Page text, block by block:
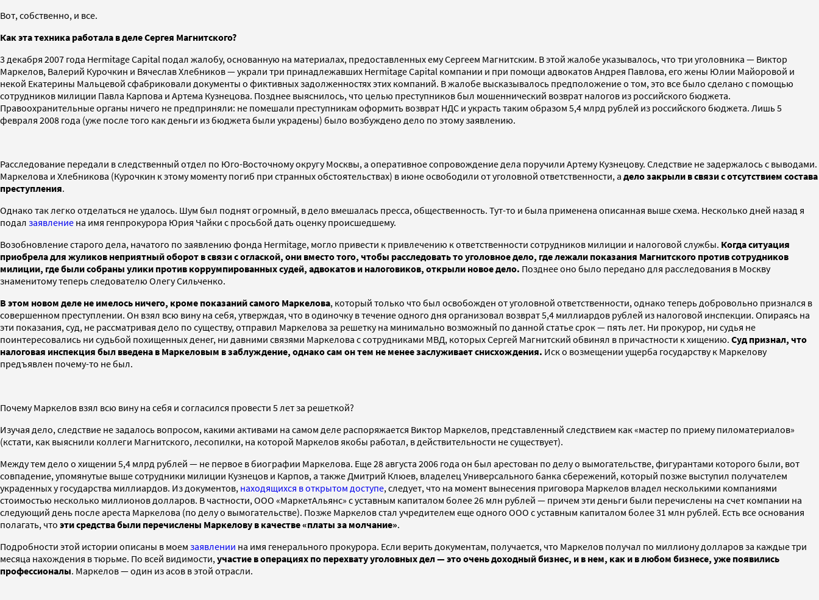
Вот, собственно, и все.
Как эта техника работала в деле Сергея Магнитского?
3 декабря 2007 года Hermitage Capital подал жалобу, основанную на материалах, предоставленных ему Сергеем Магнитским. В этой жалобе указывалось, что три уголовника — Виктор
Маркелов, Валерий Курочкин и Вячеслав Хлебников — украли три принадлежавших Hermitage Capital компании и при помощи адвокатов Андрея Павлова, его жены Юлии Майоровой и
некой Екатерины Мальцевой сфабриковали документы о фиктивных задолженностях этих компаний. В жалобе высказывалось предположение о том, это все было сделано с помощью
сотрудников милиции Павла Карпова и Артема Кузнецова. Позднее выяснилось, что целью преступников был мошеннический возврат налогов из российского бюджета.
Правоохранительные органы ничего не предприняли: не помешали преступникам оформить возврат НДС и украсть таким образом 5,4 млрд рублей из российского бюджета. Лишь 5
февраля 2008 года (уже после того как деньги из бюджета были украдены) было возбуждено дело по этому заявлению.
Расследование передали в следственный отдел по Юго-Восточному округу Москвы, а оперативное сопровождение дела поручили Артему Кузнецову. Следствие не задержалось с выводами.
Маркелова и Хлебникова (Курочкин к этому моменту погиб при странных обстоятельствах) в июне освободили от уголовной ответственности, а дело закрыли в связи с отсутствием состава
преступления.
Однако так легко отделаться не удалось. Шум был поднят огромный, в дело вмешалась пресса, общественность. Тут-то и была применена описанная выше схема. Несколько дней назад я
подал заявление на имя генпрокурора Юрия Чайки с просьбой дать оценку происшедшему.
Возобновление старого дела, начатого по заявлению фонда Hermitage, могло привести к привлечению к ответственности сотрудников милиции и налоговой службы. Когда ситуация
приобрела для жуликов неприятный оборот в связи с оглаской, они вместо того, чтобы расследовать то уголовное дело, где лежали показания Магнитского против сотрудников
милиции, где были собраны улики против коррумпированных судей, адвокатов и налоговиков, открыли новое дело. Позднее оно было передано для расследования в Москву
знаменитому теперь следователю Олегу Сильченко.
В этом новом деле не имелось ничего, кроме показаний самого Маркелова, который только что был освобожден от уголовной ответственности, однако теперь добровольно признался в
совершенном преступлении. Он взял всю вину на себя, утверждая, что в одиночку в течение одного дня организовал возврат 5,4 миллиардов рублей из налоговой инспекции. Опираясь на
эти показания, суд, не рассматривая дело по существу, отправил Маркелова за решетку на минимально возможный по данной статье срок — пять лет. Ни прокурор, ни судья не
поинтересовались ни судьбой похищенных денег, ни давними связями Маркелова с сотрудниками МВД, которых Сергей Магнитский обвинял в причастности к хищению. Суд признал, что
налоговая инспекция был введена в Маркеловым в заблуждение, однако сам он тем не менее заслуживает снисхождения. Иск о возмещении ущерба государству к Маркелову
предъявлен почему-то не был.
Почему Маркелов взял всю вину на себя и согласился провести 5 лет за решеткой?
Изучая дело, следствие не задалось вопросом, какими активами на самом деле распоряжается Виктор Маркелов, представленный следствием как «мастер по приему пиломатериалов»
(кстати, как выяснили коллеги Магнитского, лесопилки, на которой Маркелов якобы работал, в действительности не существует).
Между тем дело о хищении 5,4 млрд рублей — не первое в биографии Маркелова. Еще 28 августа 2006 года он был арестован по делу о вымогательстве, фигурантами которого были, вот
совпадение, упомянутые выше сотрудники милиции Кузнецов и Карпов, а также Дмитрий Клюев, владелец Универсального банка сбережений, который позже выступил получателем
украденных у государства миллиардов. Из документов, находящихся в открытом доступе, следует, что на момент вынесения приговора Маркелов владел несколькими компаниями
стоимостью несколько миллионов долларов. В частности, ООО «МаркетАльянс» с уставным капиталом более 26 млн рублей — причем эти деньги были перечислены на счет компании на
следующий день после ареста Маркелова (по делу о вымогательстве). Позже Маркелов стал учредителем еще одного ООО с уставным капиталом более 31 млн рублей. Есть все основания
полагать, что эти средства были перечислены Маркелову в качестве «платы за молчание».
Подробности этой истории описаны в моем заявлении на имя генерального прокурора. Если верить документам, получается, что Маркелов получал по миллиону долларов за каждые три
месяца нахождения в тюрьме. По всей видимости, участие в операциях по перехвату уголовных дел — это очень доходный бизнес, и в нем, как и в любом бизнесе, уже появились
профессионалы. Маркелов — один из асов в этой отрасли.